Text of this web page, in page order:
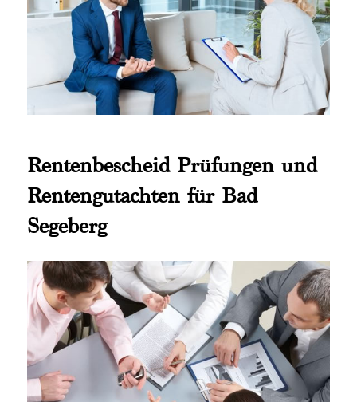
Rentenbescheid Prüfungen und
Rentengutachten für Bad
Segeberg